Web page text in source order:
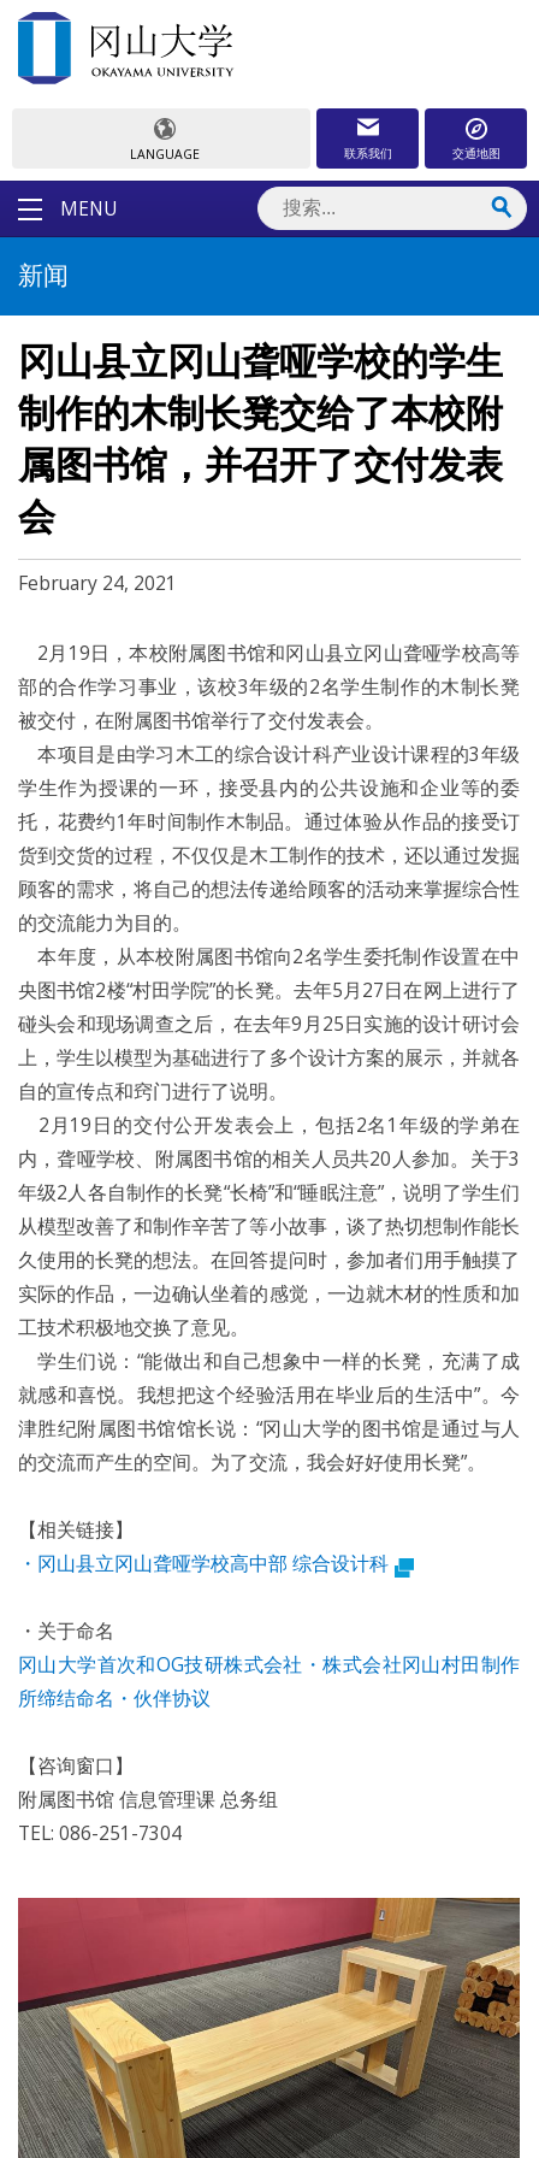
LANGUAGE 联系我们 交通地图
MENU
新闻
冈山县立冈山聋哑学校的学生
制作的木制长凳交给了本校附
属图书馆，并召开了交付发表
会
February 24, 2021
2月19日，本校附属图书馆和冈山县立冈山聋哑学校高等
部的合作学习事业，该校3年级的2名学生制作的木制长凳
被交付，在附属图书馆举行了交付发表会。
本项目是由学习木工的综合设计科产业设计课程的3年级
学生作为授课的一环，接受县内的公共设施和企业等的委
托，花费约1年时间制作木制品。通过体验从作品的接受订
货到交货的过程，不仅仅是木工制作的技术，还以通过发掘
顾客的需求，将自己的想法传递给顾客的活动来掌握综合性
的交流能力为目的。
本年度，从本校附属图书馆向2名学生委托制作设置在中
央图书馆2楼“村田学院”的长凳。去年5月27日在网上进行了
碰头会和现场调查之后，在去年9月25日实施的设计研讨会
上，学生以模型为基础进行了多个设计方案的展示，并就各
自的宣传点和窍门进行了说明。
2月19日的交付公开发表会上，包括2名1年级的学弟在
内，聋哑学校、附属图书馆的相关人员共20人参加。关于3
年级2人各自制作的长凳“长椅”和“睡眠注意”，说明了学生们
从模型改善了和制作辛苦了等小故事，谈了热切想制作能长
久使用的长凳的想法。在回答提问时，参加者们用手触摸了
实际的作品，一边确认坐着的感觉，一边就木材的性质和加
工技术积极地交换了意见。
学生们说：“能做出和自己想象中一样的长凳，充满了成
就感和喜悦。我想把这个经验活用在毕业后的生活中”。今
津胜纪附属图书馆馆长说：“冈山大学的图书馆是通过与人
的交流而产生的空间。为了交流，我会好好使用长凳”。
【相关链接】
・冈山县立冈山聋哑学校高中部 综合设计科
・关于命名
冈山大学首次和OG技研株式会社・株式会社冈山村田制作
所缔结命名・伙伴协议
【咨询窗口】
附属图书馆 信息管理课 总务组
TEL: 086-251-7304